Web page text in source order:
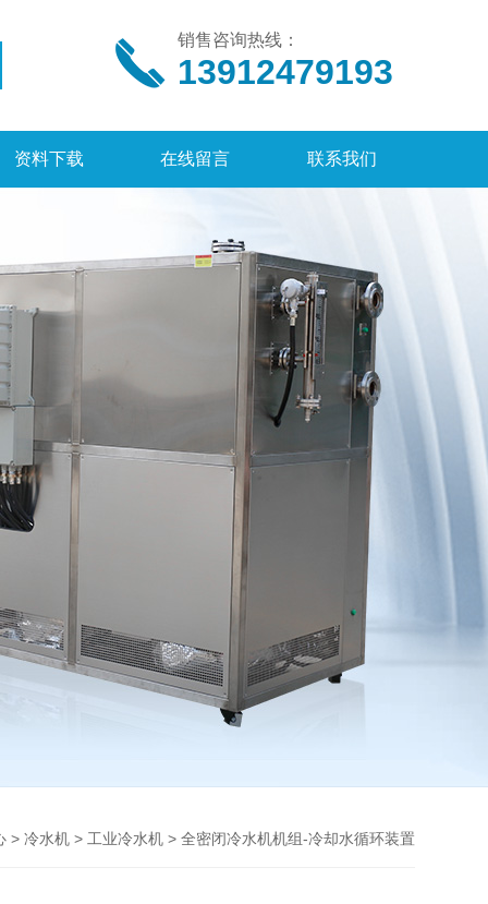
销售咨询热线：
13912479193
资料下载 在线留言 联系我们
> 冷水机> 工业冷水机> 全密闭冷水机机组-冷却水循环装置